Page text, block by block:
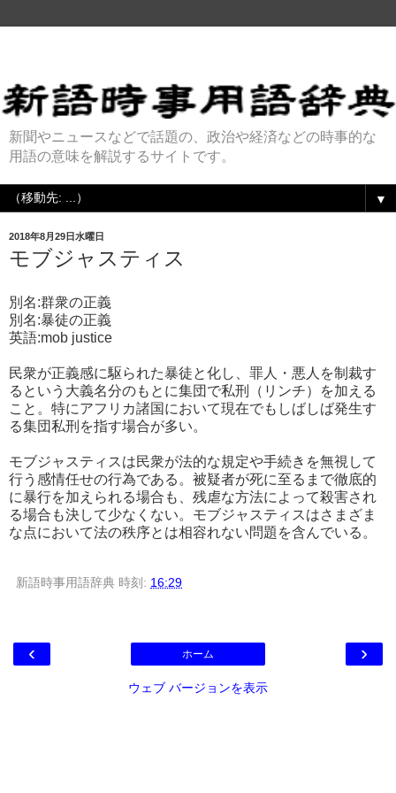
新聞やニュースなどで話題の、政治や経済などの時事的な
用語の意味を解説するサイトです。
▼
2018年8月29日水曜日
モブジャスティス
別名:群衆の正義
別名:暴徒の正義
英語:mob justice
民衆が正義感に駆られた暴徒と化し、罪人・悪人を制裁す
るという大義名分のもとに集団で私刑（リンチ）を加える
こと。特にアフリカ諸国において現在でもしばしば発生す
る集団私刑を指す場合が多い。
モブジャスティスは民衆が法的な規定や手続きを無視して
行う感情任せの行為である。被疑者が死に至るまで徹底的
に暴行を加えられる場合も、残虐な方法によって殺害され
る場合も決して少なくない。モブジャスティスはさまざま
な点において法の秩序とは相容れない問題を含んでいる。
新語時事用語辞典 時刻: 16:29
‹ ›
ホーム
ウェブ バージョンを表示